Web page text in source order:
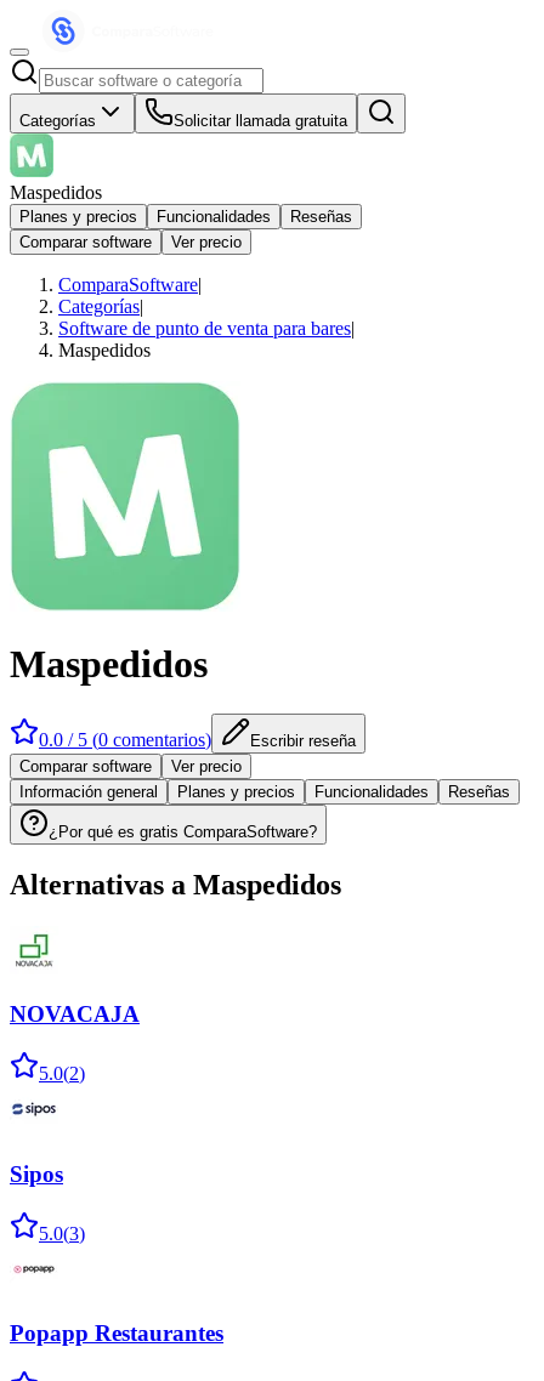
Categorías Solicitar llamada gratuita
Maspedidos
Planes y precios Funcionalidades
Reseñas
Comparar software
Ver precio
ComparaSoftware|
Categorías|
Software de punto de venta para bares|
Maspedidos
Maspedidos
0.0 / 5 (0 comentarios)
Escribir reseña
Comparar software
Ver precio
Información general
Planes y precios Funcionalidades Reseñas
¿Por qué es gratis ComparaSoftware?
Alternativas a Maspedidos
NOVACAJA
5.0(2)
Sipos
5.0(3)
Popapp Restaurantes